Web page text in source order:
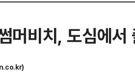
비치, 도심에서